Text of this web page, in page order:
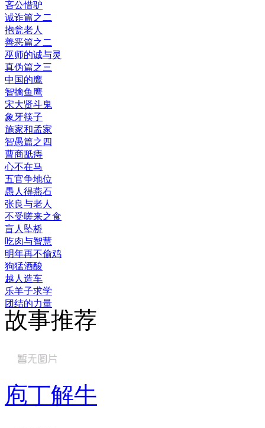
吝公惜驴
诚诈篇之二
抱瓮老人
善恶篇之二
巫师的诚与灵
真伪篇之三
中国的鹰
智擒鱼鹰
宋大贤斗鬼
象牙筷子
施家和孟家
智愚篇之四
曹商舐痔
心不在马
五官争地位
愚人得燕石
张良与老人
不受嗟来之食
盲人坠桥
吃肉与智慧
明年再不偷鸡
狗猛酒酸
越人造车
乐羊子求学
团结的力量
故事推荐
庖丁解牛